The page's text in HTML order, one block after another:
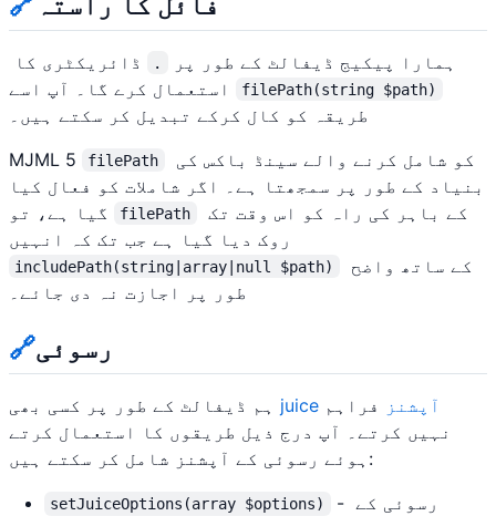
ہمارا پیکیج ڈیفالٹ کے طور پر .
ڈائریکٹری کا
filePath(string $path)
طریقہ کو کال کرکے تبدیل کر سکتے ہیں۔
MJML 5
filePath
بنیاد کے طور پر سمجھتا ہے۔ اگر شاملات کو فعال کیا
filePath
روک دیا گیا ہے جب تک کہ انہیں
includePath(string|array|null $path)
طور پر اجازت نہ دی جائے۔
🔗رسوئی
juice آپشنز
فراہم
نہیں کرتے۔ آپ درج ذیل طریقوں کا استعمال کرتے
ہوئے رسوئی کے آپشنز شامل کر سکتے ہیں:
setJuiceOptions(array $options)
- رسوئی کے